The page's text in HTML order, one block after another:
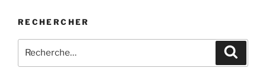
RECHERCHER
pour